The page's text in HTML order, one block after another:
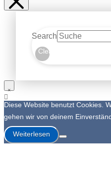
Search
Clear
Diese Website benutzt Cookies.
gehen wir von deinem
Weiterlesen